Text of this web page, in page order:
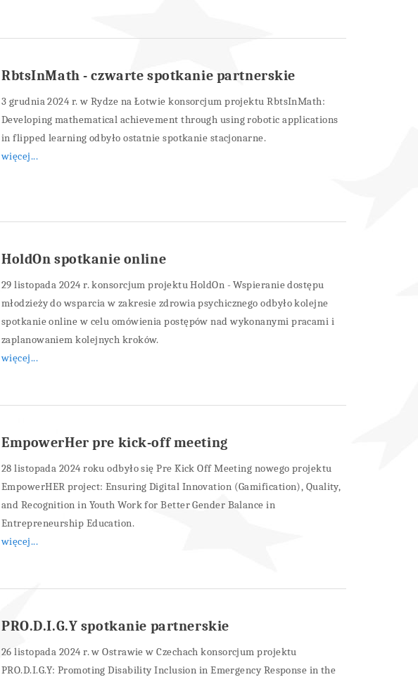
RbtsInMath - czwarte spotkanie partnerskie
3 grudnia 2024 r. w Rydze na Łotwie konsorcjum projektu RbtsInMath:
Developing mathematical achievement through using robotic applications
in flipped learning odbyło ostatnie spotkanie stacjonarne.
więcej...
HoldOn spotkanie online
29 listopada 2024 r. konsorcjum projektu HoldOn - Wspieranie dostępu
młodzieży do wsparcia w zakresie zdrowia psychicznego odbyło kolejne
spotkanie online w celu omówienia postępów nad wykonanymi pracami i
zaplanowaniem kolejnych kroków.
więcej...
EmpowerHer pre kick-off meeting
28 listopada 2024 roku odbyło się Pre Kick Off Meeting nowego projektu
EmpowerHER project: Ensuring Digital Innovation (Gamification), Quality,
and Recognition in Youth Work for Better Gender Balance in
Entrepreneurship Education.
więcej...
PRO.D.I.G.Y spotkanie partnerskie
26 listopada 2024 r. w Ostrawie w Czechach konsorcjum projektu
PRO.D.I.G.Y: Promoting Disability Inclusion in Emergency Response in the